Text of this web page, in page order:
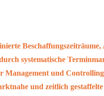
systematische
Management und
und zeitlich gestaffelte